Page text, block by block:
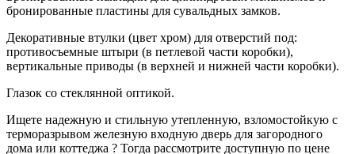
бронированные пластины для сувальдных замков.
Декоративные втулки (цвет хром) для отверстий под:
противосъемные штыри (в петлевой части коробки),
вертикальные приводы (в верхней и нижней части коробки).
Глазок со стеклянной оптикой.
Ищете надежную и стильную утепленную, взломостойкую с
терморазрывом железную входную дверь для загородного
дома или коттеджа ? Тогда рассмотрите доступную по цене